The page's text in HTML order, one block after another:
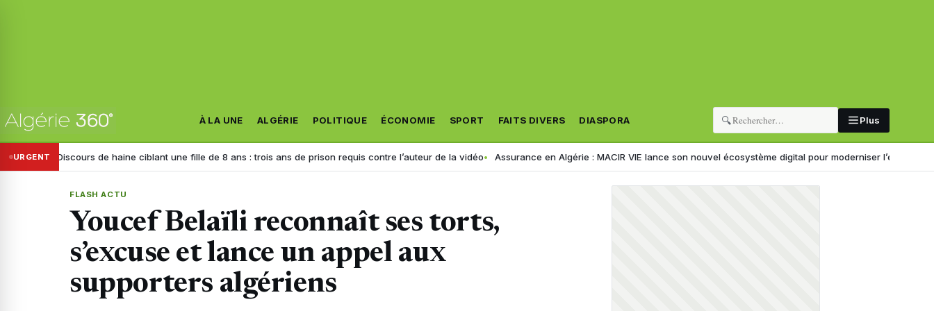
À LA UNE ALGÉRIE POLITIQUE ÉCONOMIE SPORT FAITS DIVERS DIASPORA 🔍 Plus
URGENTde haine ciblant une fille de 8 ans : trois ans de prison requis contre l’auteur de la vidéo Assurance en Algérie : MACIR VIE lance son nouvel écosystème digital pour moderniser l’expérience client
FLASH ACTU
Youcef Belaïli reconnaît ses torts,
s’excuse et lance un appel aux
supporters algériens